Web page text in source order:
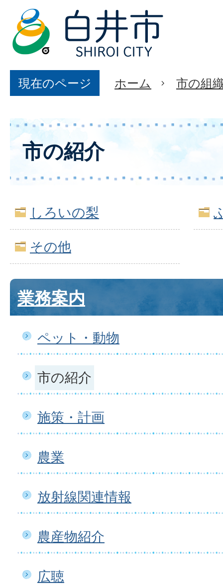
現在のページ ホーム 市の組
市の紹介
しろいの梨
その他
業務案内
ペット・動物
市の紹介
施策・計画
農業
放射線関連情報
農産物紹介
広聴